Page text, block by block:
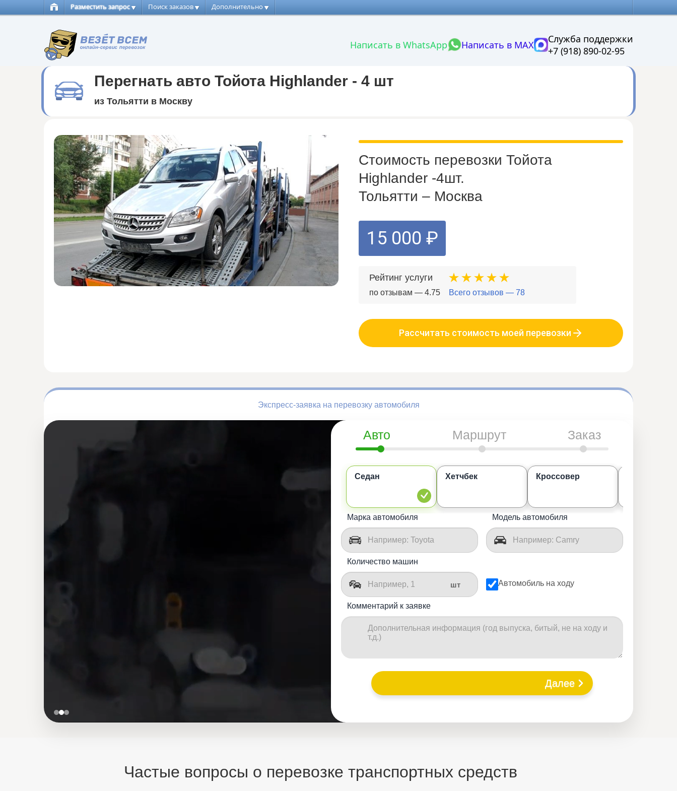
Разместить запрос Поиск заказов Дополнительно
Написать в WhatsApp Написать в MAX
Служба поддержки
+7 (918) 890-02-95
Перегнать авто Тойота Highlander - 4 шт
из Тольятти в Москву
Стоимость перевозки Тойота
Highlander -4шт.
Тольятти – Москва
15 000 ₽
Рейтинг услуги
по отзывам — 4.75 Всего отзывов — 78
Рассчитать стоимость моей перевозки
Экспресс-заявка на перевозку автомобиля
Авто Маршрут Заказ
Седан Хетчбек Кроссовер
Марка автомобиля Модель автомобиля
Количество машин
шт Автомобиль на ходу
Комментарий к заявке
Далее
Частые вопросы о перевозке транспортных средств